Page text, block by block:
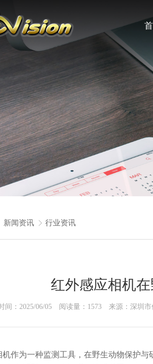
新闻资讯 行业资讯
红外感应相机
间：2025/06/05 阅读量：1573 来源：深圳
机作为一种监测工具，在野生动物保护